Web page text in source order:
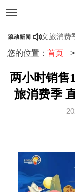
百日”文旅消费季
您的位置： 首页 >
两小时销售
旅消费季